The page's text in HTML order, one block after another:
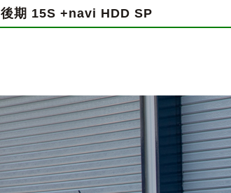
後期 15S +navi HDD SP